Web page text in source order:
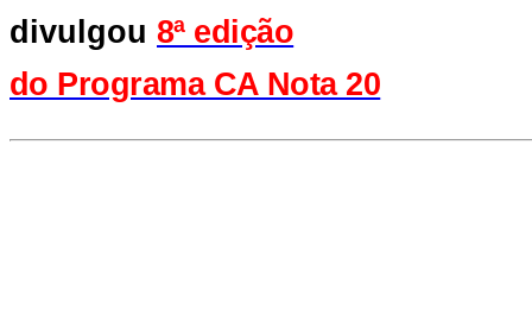
divulgou 8ª edição
do Programa CA Nota 20